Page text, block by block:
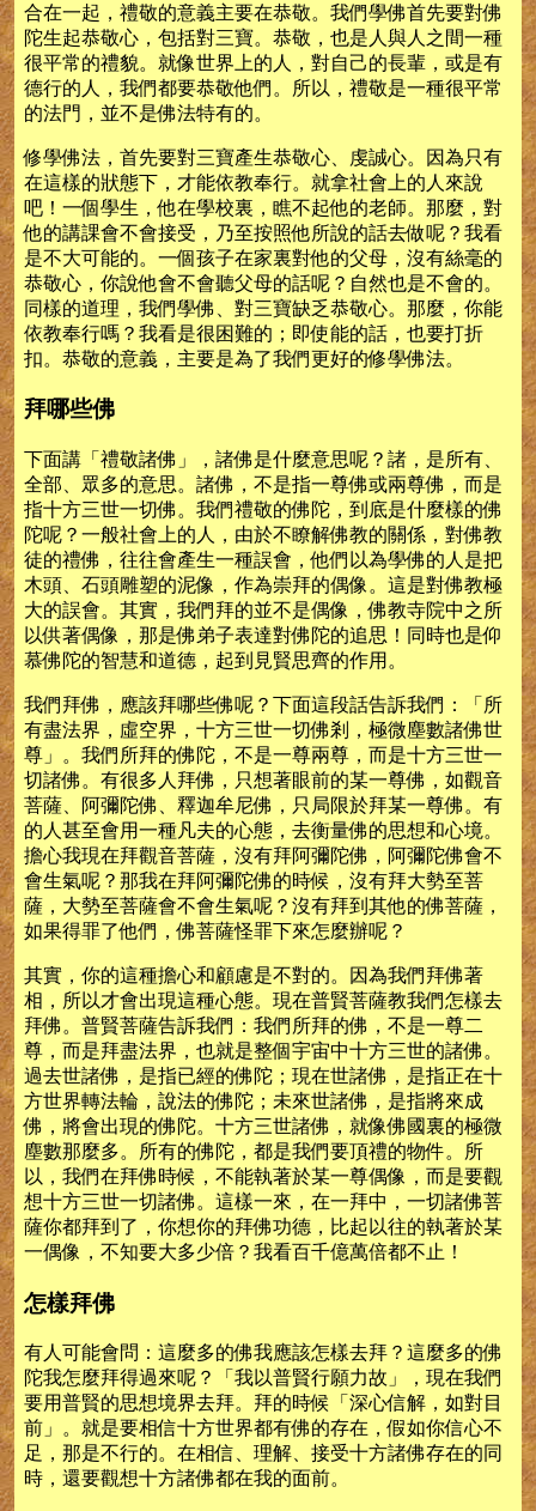
合在一起，禮敬的意義主要在恭敬。我們學佛首先要對佛
陀生起恭敬心，包括對三寶。恭敬，也是人與人之間一種
很平常的禮貌。就像世界上的人，對自己的長輩，或是有
德行的人，我們都要恭敬他們。所以，禮敬是一種很平常
的法門，並不是佛法特有的。
修學佛法，首先要對三寶產生恭敬心、虔誠心。因為只有
在這樣的狀態下，才能依教奉行。就拿社會上的人來說
吧！一個學生，他在學校裏，瞧不起他的老師。那麼，對
他的講課會不會接受，乃至按照他所說的話去做呢？我看
是不大可能的。一個孩子在家裏對他的父母，沒有絲毫的
恭敬心，你說他會不會聽父母的話呢？自然也是不會的。
同樣的道理，我們學佛、對三寶缺乏恭敬心。那麼，你能
依教奉行嗎？我看是很困難的；即使能的話，也要打折
扣。恭敬的意義，主要是為了我們更好的修學佛法。
拜哪些佛
下面講「禮敬諸佛」，諸佛是什麼意思呢？諸，是所有、
全部、眾多的意思。諸佛，不是指一尊佛或兩尊佛，而是
指十方三世一切佛。我們禮敬的佛陀，到底是什麼樣的佛
陀呢？一般社會上的人，由於不瞭解佛教的關係，對佛教
徒的禮佛，往往會產生一種誤會，他們以為學佛的人是把
木頭、石頭雕塑的泥像，作為崇拜的偶像。這是對佛教極
大的誤會。其實，我們拜的並不是偶像，佛教寺院中之所
以供著偶像，那是佛弟子表達對佛陀的追思！同時也是仰
慕佛陀的智慧和道德，起到見賢思齊的作用。
我們拜佛，應該拜哪些佛呢？下面這段話告訴我們：「所
有盡法界，虛空界，十方三世一切佛剎，極微塵數諸佛世
尊」。我們所拜的佛陀，不是一尊兩尊，而是十方三世一
切諸佛。有很多人拜佛，只想著眼前的某一尊佛，如觀音
菩薩、阿彌陀佛、釋迦牟尼佛，只局限於拜某一尊佛。有
的人甚至會用一種凡夫的心態，去衡量佛的思想和心境。
擔心我現在拜觀音菩薩，沒有拜阿彌陀佛，阿彌陀佛會不
會生氣呢？那我在拜阿彌陀佛的時候，沒有拜大勢至菩
薩，大勢至菩薩會不會生氣呢？沒有拜到其他的佛菩薩，
如果得罪了他們，佛菩薩怪罪下來怎麼辦呢？
其實，你的這種擔心和顧慮是不對的。因為我們拜佛著
相，所以才會出現這種心態。現在普賢菩薩教我們怎樣去
拜佛。普賢菩薩告訴我們：我們所拜的佛，不是一尊二
尊，而是拜盡法界，也就是整個宇宙中十方三世的諸佛。
過去世諸佛，是指已經的佛陀；現在世諸佛，是指正在十
方世界轉法輪，說法的佛陀；未來世諸佛，是指將來成
佛，將會出現的佛陀。十方三世諸佛，就像佛國裏的極微
塵數那麼多。所有的佛陀，都是我們要頂禮的物件。所
以，我們在拜佛時候，不能執著於某一尊偶像，而是要觀
想十方三世一切諸佛。這樣一來，在一拜中，一切諸佛菩
薩你都拜到了，你想你的拜佛功德，比起以往的執著於某
一偶像，不知要大多少倍？我看百千億萬倍都不止！
怎樣拜佛
有人可能會問：這麼多的佛我應該怎樣去拜？這麼多的佛
陀我怎麼拜得過來呢？「我以普賢行願力故」，現在我們
要用普賢的思想境界去拜。拜的時候「深心信解，如對目
前」。就是要相信十方世界都有佛的存在，假如你信心不
足，那是不行的。在相信、理解、接受十方諸佛存在的同
時，還要觀想十方諸佛都在我的面前。